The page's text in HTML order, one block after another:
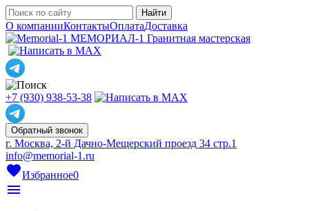
О компанииКонтактыОплатаДоставка
МЕМОРИАЛ-1 Гранитная мастерская
+7 (930) 938-53-38
Обратный звонок
г. Москва, 2-й Дачно-Мещерский проезд 34 стр.1
info@memorial-1.ru
favoriteИзбранное0
menu